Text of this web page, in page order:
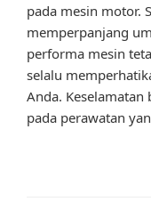
pada mesin motor.
memperpanjang
performa mesin
selalu
Anda.
pada perawatan